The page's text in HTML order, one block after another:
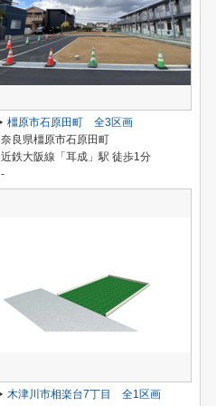
橿原市石原田町 全3区画
奈良県橿原市石原田町
近鉄大阪線「耳成」駅 徒歩1分
-
木津川市相楽台7丁目 全1区画